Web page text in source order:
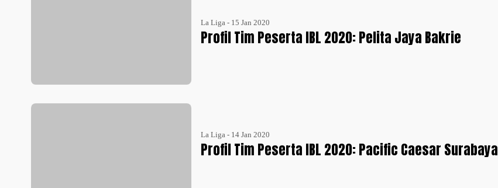
La Liga - 15 Jan 2020
Profil Tim Peserta IBL 2020: Pelita Jaya Bakrie
La Liga - 14 Jan 2020
Profil Tim Peserta IBL 2020: Pacific Caesar Surabaya